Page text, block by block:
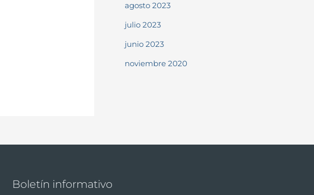
agosto 2023
julio 2023
junio 2023
noviembre 2020
Boletín informativo